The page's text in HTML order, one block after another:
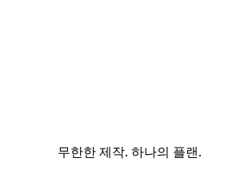
무한한 제작. 하나의 플랜.